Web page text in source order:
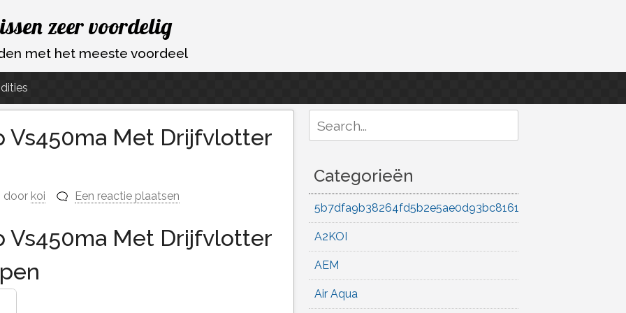
zeer voordelig
met het meeste voordeel
Vs450ma Met Drijfvlotter
door koi Een reactie plaatsen
Vs450ma Met Drijfvlotter
for:
Categorieën
5b7dfa9b38264fd5b2e5ae0d93bc8161
A2KOI
AEM
Air Aqua